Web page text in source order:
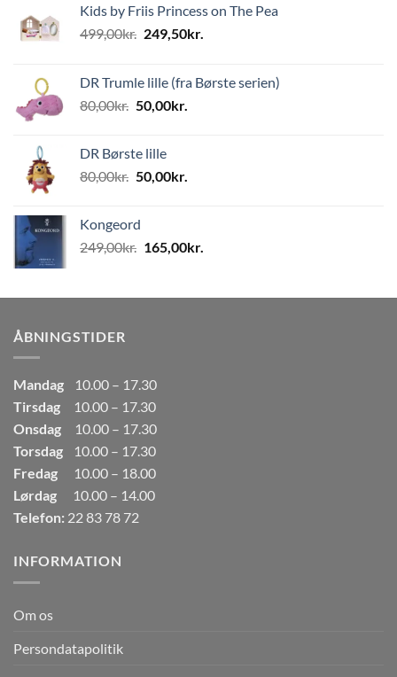
Kids by Friis Princess on The Pea
499,00kr. Den
var:
499,00kr..
249,50kr.
er:
DR Trumle lille (fra Børste serien)
80,00kr. Den
var:
80,00kr..
50,00kr.
50,00kr..
DR Børste lille
80,00kr. Den
var:
80,00kr..
50,00kr.
50,00kr..
Kongeord
249,00kr. Den
var:
165,00kr.
er:
ÅBNINGSTIDER
Mandag
10.00 – 17.30
Tirsdag
10.00 – 17.30
Onsdag
10.00 – 17.30
Torsdag
10.00 – 17.30
Fredag
10.00 – 18.00
Lørdag
10.00 – 14.00
Telefon: 22 83 78 72
INFORMATION
Om os
Persondatapolitik